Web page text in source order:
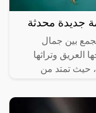
جديدة محدثة
تجمع بين جمال
العريق وتراثها
حيث تمتد من